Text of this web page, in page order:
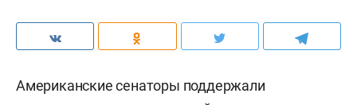
Американские сенаторы поддержали